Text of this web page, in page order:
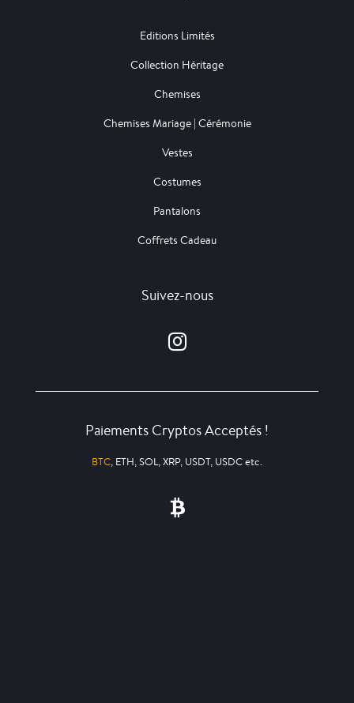
Editions Limités
Collection Héritage
Chemises
Chemises Mariage | Cérémonie
Vestes
Costumes
Pantalons
Coffrets Cadeau
Suivez-nous
Paiements Cryptos Acceptés !
BTC, ETH, SOL, XRP, USDT, USDC etc.